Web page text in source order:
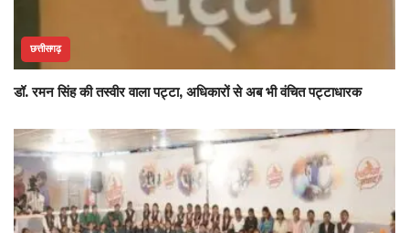
छत्तीसगढ़
डॉ. रमन सिंह की तस्वीर वाला पट्टा, अधिकारों से अब भी वंचित पट्टाधारक